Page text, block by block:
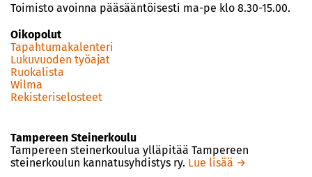
Toimisto avoinna pääsääntöisesti ma-pe klo 8.30-15.00.
Oikopolut
Tapahtumakalenteri
Lukuvuoden työajat
Ruokalista
Wilma
Rekisteriselosteet
Tampereen Steinerkoulu
Tampereen steinerkoulua ylläpitää Tampereen
steinerkoulun kannatusyhdistys ry. Lue lisää →